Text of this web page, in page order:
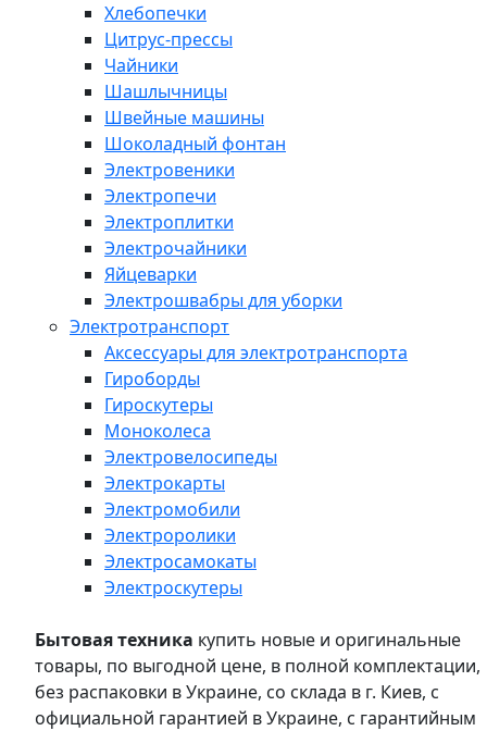
Хлебопечки
Цитрус-прессы
Чайники
Шашлычницы
Швейные машины
Шоколадный фонтан
Электровеники
Электропечи
Электроплитки
Электрочайники
Яйцеварки
Электрошвабры для уборки
Электротранспорт
Аксессуары для электротранспорта
Гироборды
Гироскутеры
Моноколеса
Электровелосипеды
Электрокарты
Электромобили
Электроролики
Электросамокаты
Электроскутеры
Бытовая техника купить новые и оригинальные
товары, по выгодной цене, в полной комплектации,
без распаковки в Украине, со склада в г. Киев, с
официальной гарантией в Украине, с гарантийным